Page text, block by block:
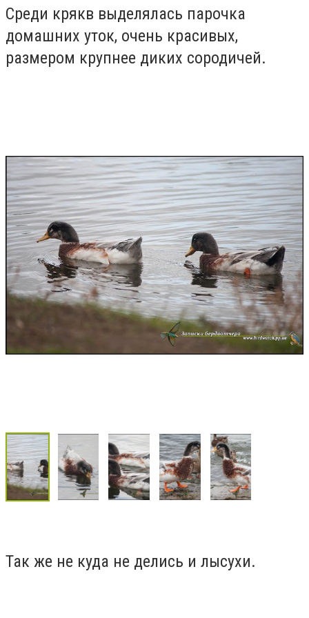
Среди крякв выделялась парочка
домашних уток, очень красивых,
размером крупнее диких сородичей.
Так же не куда не делись и лысухи.